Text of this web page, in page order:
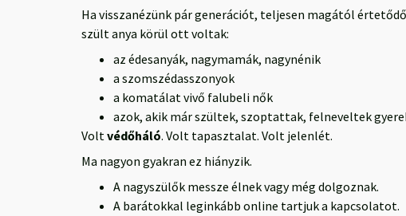
Ha visszanézünk pár generációt, teljesen magától
szült anya körül ott voltak:
az édesanyák, nagymamák, nagynénik
a szomszédasszonyok
a komatálat vivő falubeli nők
azok, akik már szültek, szoptattak, felneveltek
Voltvédőháló. Volt tapasztalat. Volt jelenlét.
Ma nagyon gyakran ez hiányzik.
A nagyszülők messze élnek vagy még dolgoznak.
A barátokkal leginkább online tartjuk a kapcsolatot.